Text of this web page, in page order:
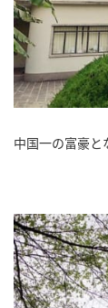
中国一の富豪